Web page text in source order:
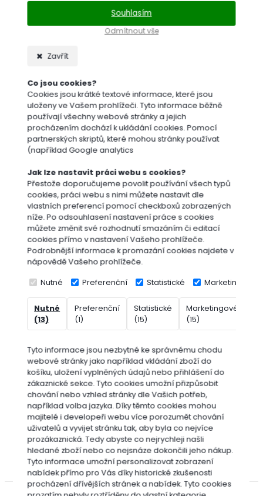
Odmítnout vše
Souhlasím
Zavřít
Co jsou cookies?
Cookies jsou krátké textové informace, které jsou
uloženy ve Vašem prohlížeči. Tyto informace běžně
používají všechny webové stránky a jejich
procházením dochází k ukládání cookies. Pomocí
partnerských skriptů, které mohou stránky používat
(například Google analytics
Jak lze nastavit práci webu s cookies?
Přestože doporučujeme povolit používání všech typů
cookies, práci webu s nimi můžete nastavit dle
vlastních preferencí pomocí checkboxů zobrazených
níže. Po odsouhlasení nastavení práce s cookies
můžete změnit své rozhodnutí smazáním či editací
cookies přímo v nastavení Vašeho prohlížeče.
Podrobnější informace k promazání cookies najdete v
nápovědě Vašeho prohlížeče.
Nutné Preferenční Statistické Marketingové
Nutné
(13)
Preferenční
(1)
Statistické
(15)
Marketingové
(15)
Tyto informace jsou nezbytné ke správnému chodu
webové stránky jako například vkládání zboží do
košíku, uložení vyplněných údajů nebo přihlášení do
zákaznické sekce. Tyto cookies umožní přizpůsobit
chování nebo vzhled stránky dle Vašich potřeb,
například volba jazyka. Díky těmto cookies mohou
majitelé i developeři webu více porozumět chování
uživatelů a vyvijet stránku tak, aby byla co nejvíce
prozákaznická. Tedy abyste co nejrychleji našli
hledané zboží nebo co nejsnáze dokončili jeho nákup.
Tyto informace umožní personalizovat zobrazení
nabídek přímo pro Vás díky historické zkušenosti
procházení dřívějších stránek a nabídek. Tyto cookies
a
sečky
Postřikovače
Dárkové
Vyberte
značku
Bofix
Cererit
Dicotex
Garlon
Roundup
(Randap)
Travin